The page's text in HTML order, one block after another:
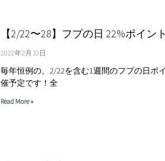
【2/22〜28】フプの日 22%ポイ
2022年2月10日
毎年恒例の、2/22を含む1週間のフプの日ポ
催予定です！全
Read More »